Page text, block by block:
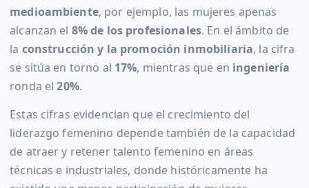
medioambiente, por ejemplo, las mujeres apenas
alcanzan el 8% de los profesionales. En el ámbito de
la construcción y la promoción inmobiliaria, la cifra
se sitúa en torno al 17%, mientras que en ingeniería
ronda el20%.
Estas cifras evidencian que el crecimiento del
liderazgo femenino depende también de la capacidad
de atraer y retener talento femenino en áreas
técnicas e industriales, donde históricamente ha